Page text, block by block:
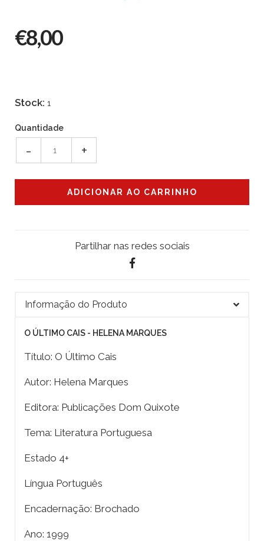
€8,00
Stock: 1
Quantidade
- +
Partilhar nas redes sociais
Informação do Produto
O ÚLTIMO CAIS - HELENA MARQUES
Título: O Último Cais
Autor: Helena Marques
Editora: Publicações Dom Quixote
Tema: Literatura Portuguesa
Estado 4+
Língua Português
Encadernação: Brochado
Ano: 1999